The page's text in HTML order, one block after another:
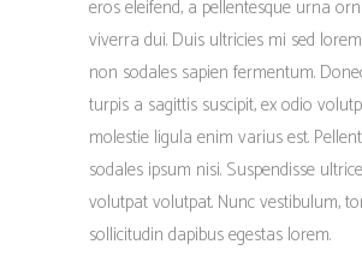
eros eleifend, a pellentesque urna
viverra dui. Duis ultricies mi sed
non sodales sapien fermentum.
turpis a sagittis suscipit, ex odio
molestie ligula enim varius est.
sodales ipsum nisi. Suspendisse
volutpat volutpat. Nunc vestibulum,
sollicitudin dapibus egestas lorem.